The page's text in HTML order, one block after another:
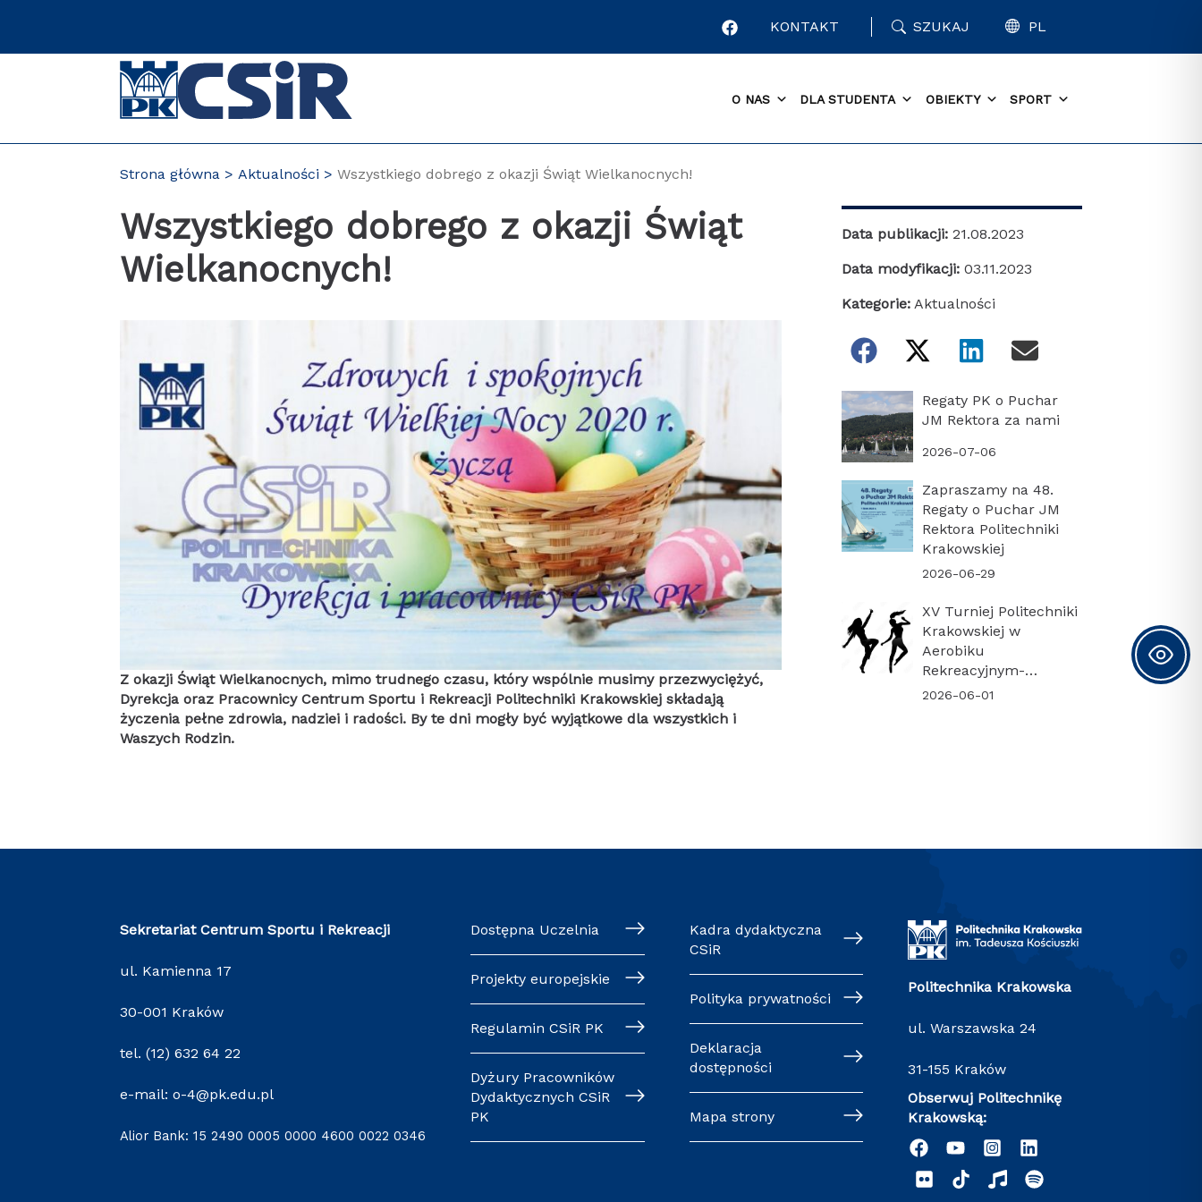
KONTAKT SZUKAJ PL
O NAS DLA STUDENTA OBIEKTY SPORT
Strona główna Aktualności Wszystkiego dobrego z okazji Świąt Wielkanocnych!
Wszystkiego dobrego z okazji Świąt
Wielkanocnych!
Z okazji Świąt Wielkanocnych, mimo trudnego czasu, który wspólnie musimy przezwyciężyć,
Dyrekcja oraz Pracownicy Centrum Sportu i Rekreacji Politechniki Krakowskiej składają
życzenia pełne zdrowia, nadziei i radości. By te dni mogły być wyjątkowe dla wszystkich i
Waszych Rodzin.
Data publikacji: 21.08.2023
Data modyfikacji: 03.11.2023
Kategorie: Aktualności
Regaty PK o Puchar
JM Rektora za nami
2026-07-06
Zapraszamy na 48.
Regaty o Puchar JM
Rektora Politechniki
Krakowskiej
2026-06-29
XV Turniej Politechniki
Krakowskiej w
Aerobiku
Rekreacyjnym-
PODSUMOWANIE
2026-06-01
Sekretariat Centrum Sportu i Rekreacji
ul. Kamienna 17
30-001 Kraków
tel. (12) 632 64 22
e-mail: o-4@pk.edu.pl
Alior Bank: 15 2490 0005 0000 4600 0022 0346
Dostępna Uczelnia
Projekty europejskie
Regulamin CSiR PK
Dyżury Pracowników
Dydaktycznych CSiR
PK
Kadra dydaktyczna
CSiR
Polityka prywatności
Deklaracja
dostępności
Mapa strony
Politechnika Krakowska
ul. Warszawska 24
31-155 Kraków
Obserwuj Politechnikę
Krakowską: